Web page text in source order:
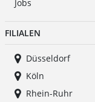
Jobs
FILIALEN
Düsseldorf
Köln
Rhein-Ruhr